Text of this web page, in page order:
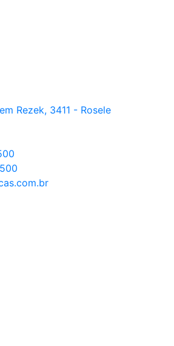
Rezek, 3411 - Rosele